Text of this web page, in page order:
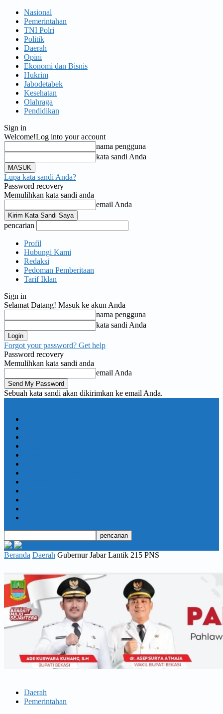
Nasional
Pemerintahan
TNI Polri
Politik
Daerah
Opini
Ekonomi dan Bisnis
Hukrim
Jabodetabek
Kesehatan
Olahraga
Pendidikan
Sign in
Welcome!Log into your account
nama pengguna
kata sandi Anda
Lupa kata sandi Anda?
Password recovery
Memulihkan kata sandi anda
email Anda
pencarian
Profil
Hubungi Kami
Redaksi
Pedoman Pemberitaan
Tarif Iklan
Sign in
Selamat Datang! Masuk ke akun Anda
nama pengguna
kata sandi Anda
Forgot your password? Get help
Password recovery
Memulihkan kata sandi anda
email Anda
Sebuah kata sandi akan dikirimkan ke email Anda.
Beranda Daerah Gubernur Jabar Lantik 215 PNS
Daerah
Pemerintahan